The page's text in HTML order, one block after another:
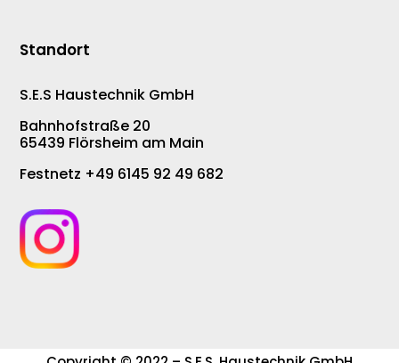
Standort
S.E.S Haustechnik GmbH
Bahnhofstraße 20
65439 Flörsheim am Main
Festnetz +49 6145 92 49 682